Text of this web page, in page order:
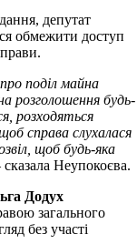
депутат
обмежити доступ
поділ майна
розголошення будь-
розходяться
справа слухалася
щоб будь-яка
сказала Неупокоєва.
Додух
загального
без участі